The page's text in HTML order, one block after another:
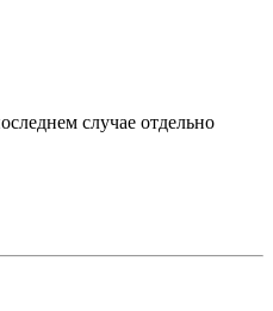
случае отдельно